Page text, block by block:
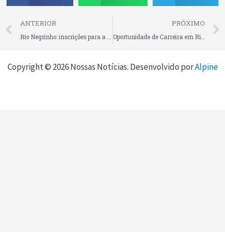
Prev
ANTERIOR PRÓXIMO
Copyright © 2026 Nossas Notícias. Desenvolvido porAlpine